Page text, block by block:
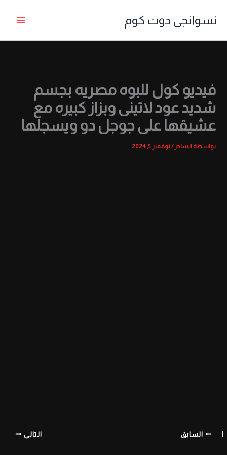
نسوانجى دوت كوم
فيديو كول للبوه مصريه بجسم
شديد عود لاتينى وبزاز كبيره مع
عشيقها على جوجل دو ويسجلها
بواسطة الساحر/نوفمبر 5, 2024
السابق التالي